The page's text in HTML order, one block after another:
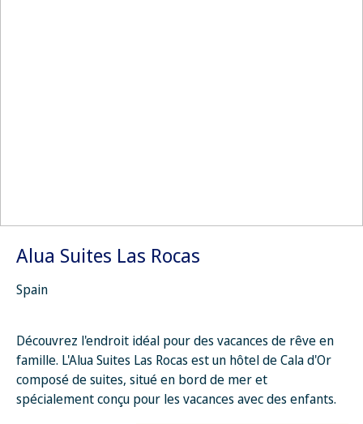
Alua Suites Las Rocas
Spain
Découvrez l'endroit idéal pour des vacances de rêve en
famille. L'Alua Suites Las Rocas est un hôtel de Cala d'Or
composé de suites, situé en bord de mer et
spécialement conçu pour les vacances avec des enfants.